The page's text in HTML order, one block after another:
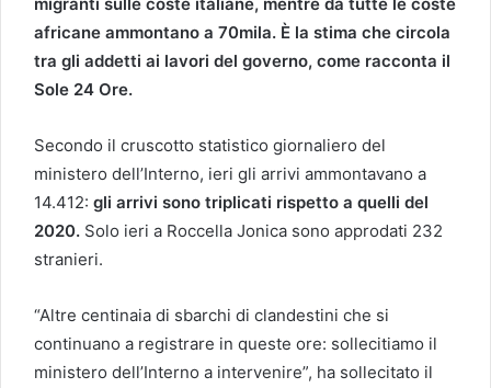
africane ammontano a 70mila. È la stima che circola
tra gli addetti ai lavori del governo, come racconta il
Sole 24 Ore.
Secondo il cruscotto statistico giornaliero del
ministero dell’Interno, ieri gli arrivi ammontavano a
14.412: gli arrivi sono triplicati rispetto a quelli del
2020. Solo ieri a Roccella Jonica sono approdati 232
stranieri.
“Altre centinaia di sbarchi di clandestini che si
continuano a registrare in queste ore: sollecitiamo il
ministero dell’Interno a intervenire”, ha sollecitato il